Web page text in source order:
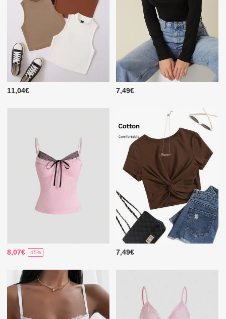
11,04€ 7,49€
8,07€ -15% 7,49€